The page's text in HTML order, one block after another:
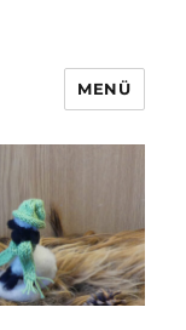
MENÜ